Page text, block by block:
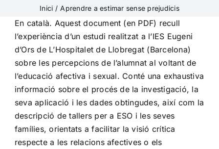
Inici Aprendre a estimar sense prejudicis
En català. Aquest document (en PDF) recull
l’experiència d’un estudi realitzat a l’IES Eugeni
d’Ors de L’Hospitalet de Llobregat (Barcelona)
sobre les percepcions de l’alumnat al voltant de
l’educació afectiva i sexual. Conté una exhaustiva
informació sobre el procés de la investigació, la
seva aplicació i les dades obtingudes, així com la
descripció de tallers per a ESO i les seves
famílies, orientats a facilitar la visió crítica
respecte a les relacions afectives o els